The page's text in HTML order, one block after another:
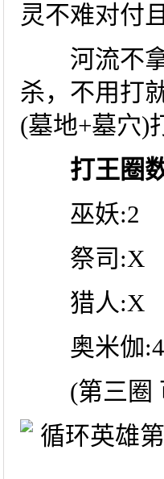
灵不难对付
河流不拿
杀，不用打
(墓地+墓穴)
打王圈
巫妖:2
祭司:X
猎人:X
奥米伽:4
(第三圈